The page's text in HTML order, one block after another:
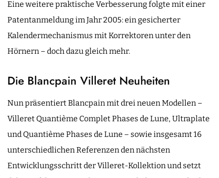
Eine weitere praktische Verbesserung folgte mit einer
Patentanmeldung im Jahr 2005: ein gesicherter
Kalendermechanismus mit Korrektoren unter den
Hörnern – doch dazu gleich mehr.
Die Blancpain Villeret Neuheiten
Nun präsentiert Blancpain mit drei neuen Modellen –
Villeret Quantième Complet Phases de Lune, Ultraplate
und Quantième Phases de Lune – sowie insgesamt 16
unterschiedlichen Referenzen den nächsten
Entwicklungsschritt der Villeret-Kollektion und setzt